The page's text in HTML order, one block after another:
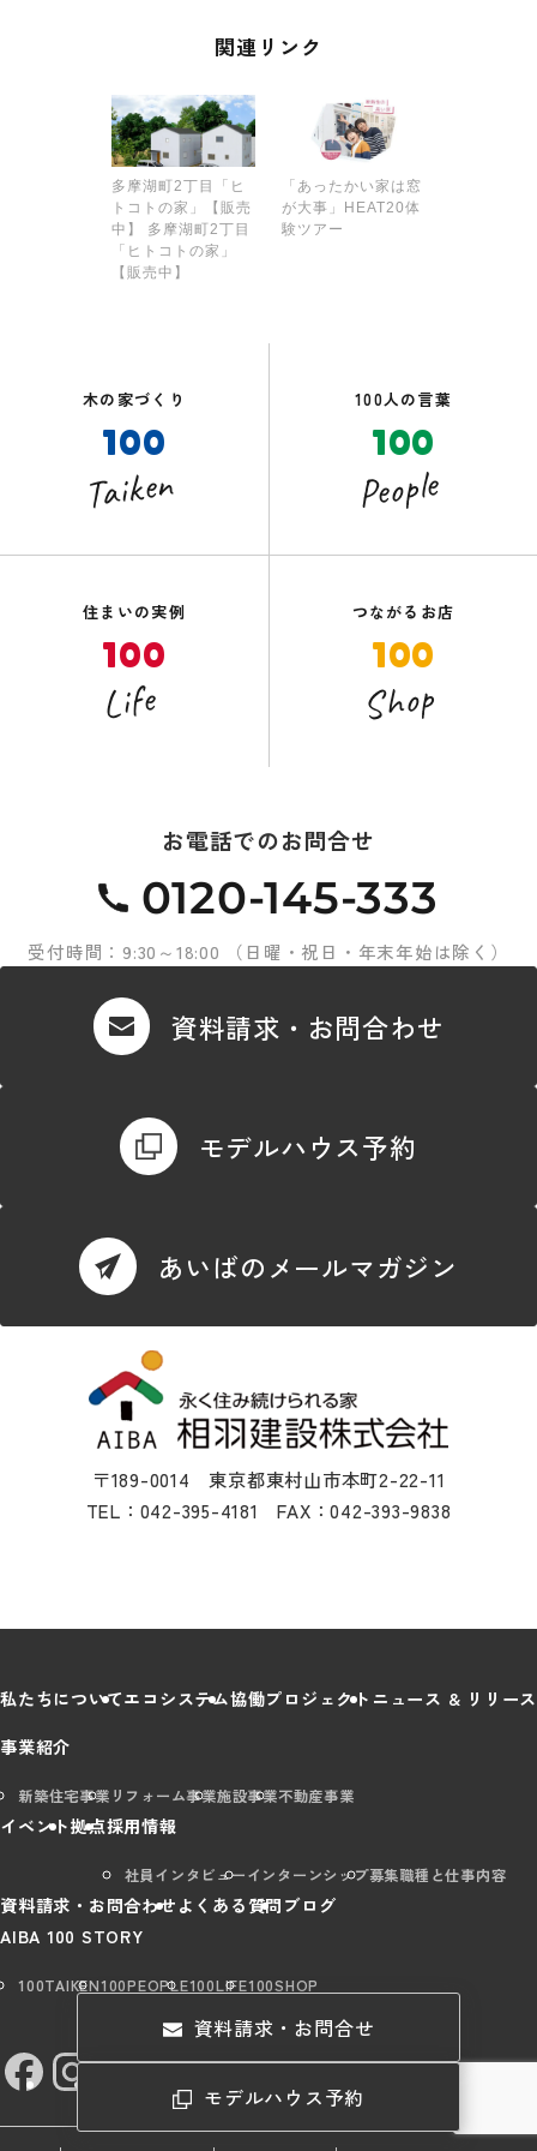
関連リンク
多摩湖町2丁目「ヒ
トコトの家」【販売
中】 多摩湖町2丁目
「ヒトコトの家」
【販売中】
「あったかい家は窓
が大事」HEAT20体
験ツアー
木の家づくり
100
Taiken
100人の言葉
100
People
住まいの実例
100
Life
つながるお店
100
Shop
資料請求・お問合せ
モデルハウス予約
お電話でのお問合せ
0120-145-333
受付時間：9:30～18:00 （日曜・祝日・年末年始は除く）
資料請求・お問合わせ
モデルハウス予約
あいばのメールマガジン
〒189-0014 東京都東村山市本町2-22-11
TEL：042-395-4181 FAX：042-393-9838
私たちについてエコシステム協働プロジェクト ニュース & リリース
事業紹介
新築住宅事業 リフォーム事業施設事業不動産事業
イベント拠点採用情報
社員インタビューインターンシップ募集職種と仕事内容
資料請求・お問合わせ よくある質問 ブログ
AIBA 100 STORY
100TAIKEN100PEOPLE100LIFE100SHOP